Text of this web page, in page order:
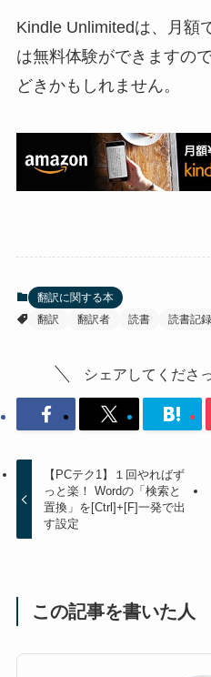
Kindle Unlimitedは、月額
は無料体験ができますの
どきかもしれません。
翻訳に関する本
翻訳
翻訳者 読書 読書記録
シェアしてくださ
【PCテク1】１回やればず
っと楽！ Wordの「検索と
置換」を[Ctrl]+[F]一発で出
す設定
この記事を書いた人